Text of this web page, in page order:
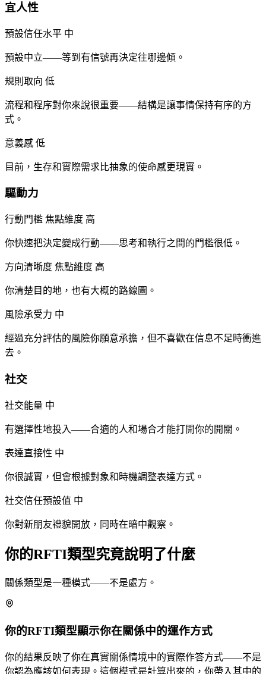
宜人性
預設信任水平 中
預設中立——等到有信號再決定往哪邊傾。
規則取向 低
流程和程序對你來說很重要——結構是讓事情保持有序的方
式。
意義感 低
目前，生存和實際需求比抽象的使命感更現實。
驅動力
行動門檻 焦點維度 高
你快速把決定變成行動——思考和執行之間的門檻很低。
方向清晰度 焦點維度 高
你清楚目的地，也有大概的路線圖。
風險承受力 中
經過充分評估的風險你願意承擔，但不喜歡在信息不足時衝進
去。
社交
社交能量 中
有選擇性地投入——合適的人和場合才能打開你的開關。
表達直接性 中
你很誠實，但會根據對象和時機調整表達方式。
社交信任預設值 中
你對新朋友禮貌開放，同時在暗中觀察。
你的RFTI類型究竟說明了什麼
關係類型是一種模式——不是處方。
你的RFTI類型顯示你在關係中的運作方式
你的結果反映了你在真實關係情境中的實際作答方式——不是
你認為應該如何表現。這個模式是計算出來的，你帶入其中的